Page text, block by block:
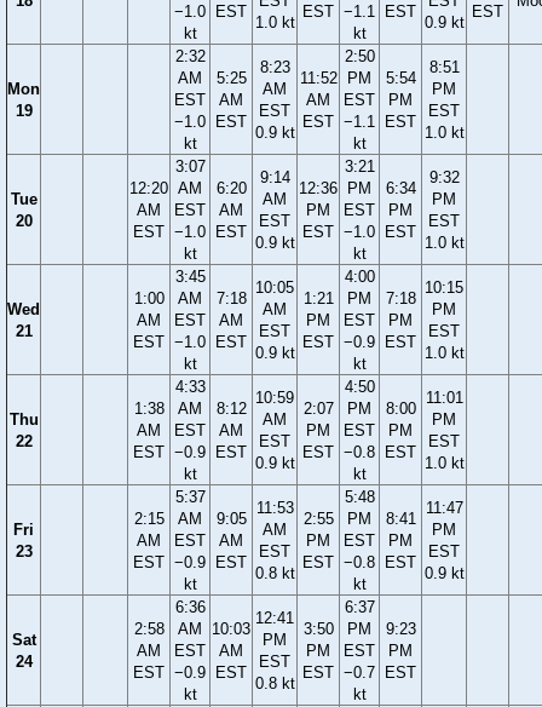
−1.0
kt
EST
1.0 kt
EST −1.1
kt
EST
0.9 kt
EST
Mon
19
2:32
AM
EST
−1.0
kt
5:25
AM
EST
8:23
AM
EST
0.9 kt
11:52
AM
EST
2:50
PM
EST
−1.1
kt
5:54
PM
EST
8:51
PM
EST
1.0 kt
Tue
20
12:20
AM
EST
3:07
AM
EST
−1.0
kt
6:20
AM
EST
9:14
AM
EST
0.9 kt
12:36
PM
EST
3:21
PM
EST
−1.0
kt
6:34
PM
EST
9:32
PM
EST
1.0 kt
Wed
21
1:00
AM
EST
3:45
AM
EST
−1.0
kt
7:18
AM
EST
10:05
AM
EST
0.9 kt
1:21
PM
EST
4:00
PM
EST
−0.9
kt
7:18
PM
EST
10:15
PM
EST
1.0 kt
Thu
22
1:38
AM
EST
4:33
AM
EST
−0.9
kt
8:12
AM
EST
10:59
AM
EST
0.9 kt
2:07
PM
EST
4:50
PM
EST
−0.8
kt
8:00
PM
EST
11:01
PM
EST
1.0 kt
Fri
23
2:15
AM
EST
5:37
AM
EST
−0.9
kt
9:05
AM
EST
11:53
AM
EST
0.8 kt
2:55
PM
EST
5:48
PM
EST
−0.8
kt
8:41
PM
EST
11:47
PM
EST
0.9 kt
Sat
24
2:58
AM
EST
6:36
AM
EST
−0.9
kt
10:03
AM
EST
12:41
PM
EST
0.8 kt
3:50
PM
EST
6:37
PM
EST
−0.7
kt
9:23
PM
EST